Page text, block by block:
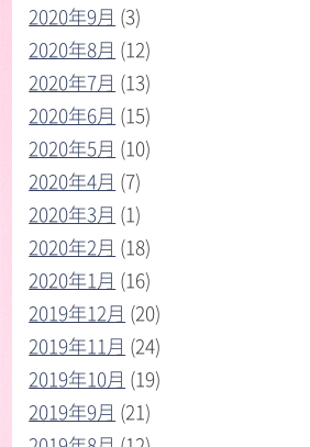
2020年9月 (3)
2020年8月 (12)
2020年7月 (13)
2020年6月 (15)
2020年5月 (10)
2020年4月 (7)
2020年3月 (1)
2020年2月 (18)
2020年1月 (16)
2019年12月 (20)
2019年11月 (24)
2019年10月 (19)
2019年9月 (21)